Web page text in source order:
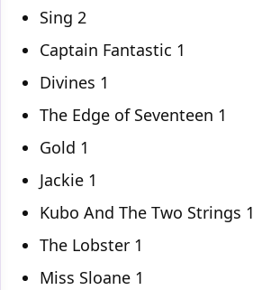
Sing 2
Captain Fantastic 1
Divines 1
The Edge of Seventeen 1
Gold 1
Jackie 1
Kubo And The Two Strings 1
The Lobster 1
Miss Sloane 1